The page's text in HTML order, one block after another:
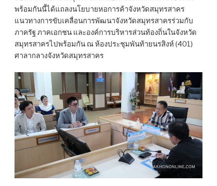
พร้อมกันนี้ได้แถลงนโยบายหอการค้าจังหวัดสมุทรสาคร
แนวทางการขับเคลื่อนการพัฒนาจังหวัดสมุทรสาครร่วมกับ
ภาครัฐ ภาคเอกชน และองค์การบริหารส่วนท้องถิ่นในจังหวัด
สมุทรสาครไปพร้อมกัน ณ ห้องประชุมพันท้ายนรสิงห์ (401)
ศาลากลางจังหวัดสมุทรสาคร